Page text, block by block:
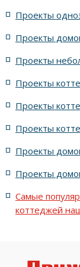
жилых в
жилых в
с террасой и 6
Проекты
Проекты
Проекты
Проекты
Проекты
Проекты
Проекты
Проекты
Самые
коттеджей